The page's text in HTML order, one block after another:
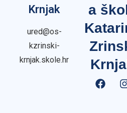
Krnjak
ured@os-
kzrinski-
krnjak.skole.hr
a